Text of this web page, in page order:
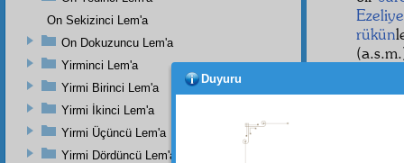
Ezeliye
rükün
Evet,
On Sekizinci Lem'a
On Dokuzuncu Lem'a
Yirminci Lem'a
Yirmi Birinci Lem'a
Yirmi İkinci Lem'a
Yirmi Üçüncü Lem'a
Yirmi Dördüncü Lem'a
Duyuru